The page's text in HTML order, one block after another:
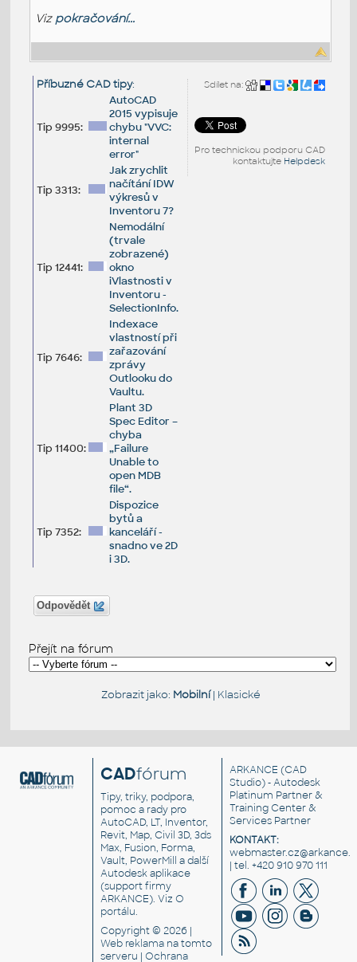
Viz pokračování...
Sdílet na:
Pro technickou podporu CAD
kontaktujte Helpdesk
Příbuzné CAD tipy:
Tip 9995:
AutoCAD
2015 vypisuje
chybu "VVC:
internal
error"
Tip 3313:
Jak zrychlit
načítání IDW
výkresů v
Inventoru 7?
Tip 12441:
Nemodální
(trvale
zobrazené)
okno
iVlastnosti v
Inventoru -
SelectionInfo.
Tip 7646:
Indexace
vlastností při
zařazování
zprávy
Outlooku do
Vaultu.
Tip 11400:
Plant 3D
Spec Editor –
chyba
„Failure
Unable to
open MDB
file“.
Tip 7352:
Dispozice
bytů a
kanceláří -
snadno ve 2D
i 3D.
Odpovědět
Přejít na fórum
Zobrazit jako: Mobilní| Klasické
CADfórum
Tipy, triky, podpora,
pomoc a rady pro
AutoCAD, LT, Inventor,
Revit, Map, Civil 3D, 3ds
Max, Fusion, Forma,
Vault, PowerMill a další
Autodesk aplikace
(support firmy
ARKANCE). VizO
portálu.
Copyright © 2026 |
Web reklama na tomto
serveru |Ochrana
ARKANCE (CAD
Studio) - Autodesk
Platinum Partner &
Training Center &
Services Partner
KONTAKT:
| tel. +420 910 970 111